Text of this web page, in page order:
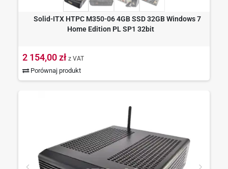
Solid-ITX HTPC M350-06 4GB SSD 32GB Windows 7
Home Edition PL SP1 32bit
2 154,00 zł z VAT
Porównaj produkt